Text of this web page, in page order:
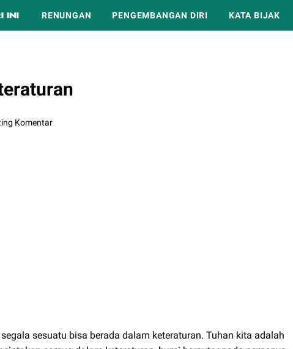
RENUNGAN PENGEMBANGAN DIRI KATA BIJAK
Komentar
sesuatu bisa berada dalam keteraturan. Tuhan kita adalah